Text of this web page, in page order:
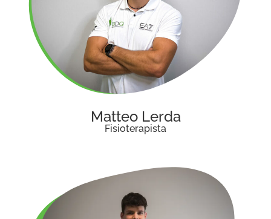
Matteo Lerda
Fisioterapista